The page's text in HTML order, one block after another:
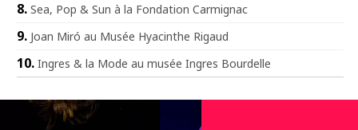
Sea, Pop & Sun à la Fondation Carmignac
Joan Miró au Musée Hyacinthe Rigaud
Ingres & la Mode au musée Ingres Bourdelle